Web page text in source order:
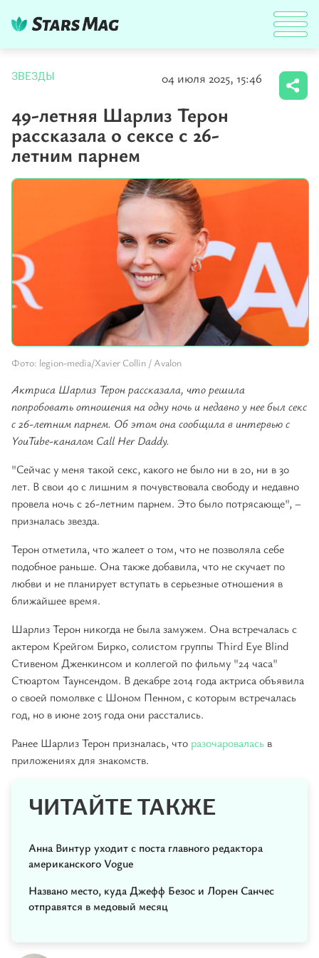
ЗВЕЗДЫ 04 июля 2025, 15:46
49-летняя Шарлиз Терон
рассказала о сексе с 26-
летним парнем
Фото: legion-media/Xavier Collin / Avalon
Актриса Шарлиз Терон рассказала, что решила
попробовать отношения на одну ночь и недавно у нее был секс
с 26-летним парнем. Об этом она сообщила в интервью с
YouTube-каналом Call Her Daddy.
"Сейчас у меня такой секс, какого не было ни в 20, ни в 30
лет. В свои 40 с лишним я почувствовала свободу и недавно
провела ночь с 26-летним парнем. Это было потрясающе", –
призналась звезда.
Терон отметила, что жалеет о том, что не позволяла себе
подобное раньше. Она также добавила, что не скучает по
любви и не планирует вступать в серьезные отношения в
ближайшее время.
Шарлиз Терон никогда не была замужем. Она встречалась с
актером Крейгом Бирко, солистом группы Third Eye Blind
Стивеном Дженкинсом и коллегой по фильму "24 часа"
Стюартом Таунсендом. В декабре 2014 года актриса объявила
о своей помолвке с Шоном Пенном, с которым встречалась
год, но в июне 2015 года они расстались.
Ранее Шарлиз Терон призналась, что разочаровалась в
приложениях для знакомств.
ЧИТАЙТЕ ТАКЖЕ
Анна Винтур уходит с поста главного редактора
американского Vogue
Названо место, куда Джефф Безос и Лорен Санчес
отправятся в медовый месяц